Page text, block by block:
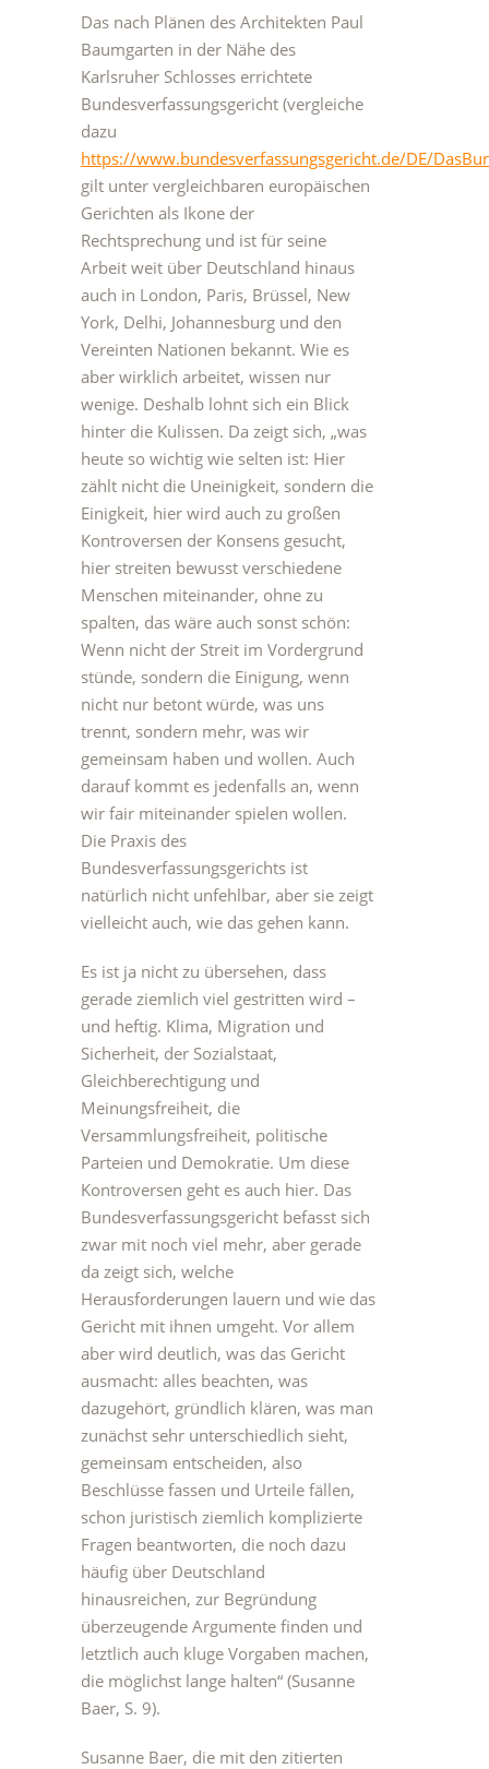
Das nach Plänen des Architekten Paul
Baumgarten in der Nähe des
Karlsruher Schlosses errichtete
Bundesverfassungsgericht (vergleiche
dazu
https://www.bundesverfassungsgericht.de/DE/
gilt unter vergleichbaren europäischen
Gerichten als Ikone der
Rechtsprechung und ist für seine
Arbeit weit über Deutschland hinaus
auch in London, Paris, Brüssel, New
York, Delhi, Johannesburg und den
Vereinten Nationen bekannt. Wie es
aber wirklich arbeitet, wissen nur
wenige. Deshalb lohnt sich ein Blick
hinter die Kulissen. Da zeigt sich, „was
heute so wichtig wie selten ist: Hier
zählt nicht die Uneinigkeit, sondern die
Einigkeit, hier wird auch zu großen
Kontroversen der Konsens gesucht,
hier streiten bewusst verschiedene
Menschen miteinander, ohne zu
spalten, das wäre auch sonst schön:
Wenn nicht der Streit im Vordergrund
stünde, sondern die Einigung, wenn
nicht nur betont würde, was uns
trennt, sondern mehr, was wir
gemeinsam haben und wollen. Auch
darauf kommt es jedenfalls an, wenn
wir fair miteinander spielen wollen.
Die Praxis des
Bundesverfassungsgerichts ist
natürlich nicht unfehlbar, aber sie zeigt
vielleicht auch, wie das gehen kann.
Es ist ja nicht zu übersehen, dass
gerade ziemlich viel gestritten wird –
und heftig. Klima, Migration und
Sicherheit, der Sozialstaat,
Gleichberechtigung und
Meinungsfreiheit, die
Versammlungsfreiheit, politische
Parteien und Demokratie. Um diese
Kontroversen geht es auch hier. Das
Bundesverfassungsgericht befasst sich
zwar mit noch viel mehr, aber gerade
da zeigt sich, welche
Herausforderungen lauern und wie das
Gericht mit ihnen umgeht. Vor allem
aber wird deutlich, was das Gericht
ausmacht: alles beachten, was
dazugehört, gründlich klären, was man
zunächst sehr unterschiedlich sieht,
gemeinsam entscheiden, also
Beschlüsse fassen und Urteile fällen,
schon juristisch ziemlich komplizierte
Fragen beantworten, die noch dazu
häufig über Deutschland
hinausreichen, zur Begründung
überzeugende Argumente finden und
letztlich auch kluge Vorgaben machen,
die möglichst lange halten“ (Susanne
Baer, S. 9).
Susanne Baer, die mit den zitierten